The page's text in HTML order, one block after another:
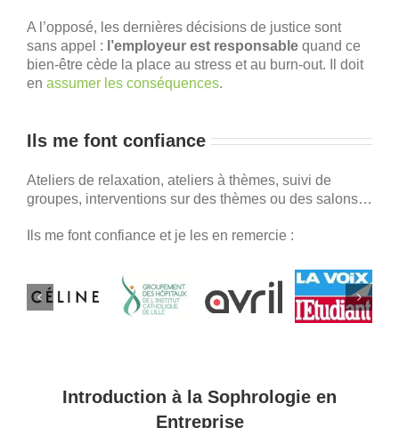
A l’opposé, les dernières décisions de justice sont
sans appel : l’employeur est responsablequand ce
bien-être cède la place au stress et au burn-out. Il doit
en assumer les conséquences.
Ils me font confiance
Ateliers de relaxation, ateliers à thèmes, suivi de
groupes, interventions sur des thèmes ou des salons…
Ils me font confiance et je les en remercie :
Introduction à la Sophrologie en
Entreprise